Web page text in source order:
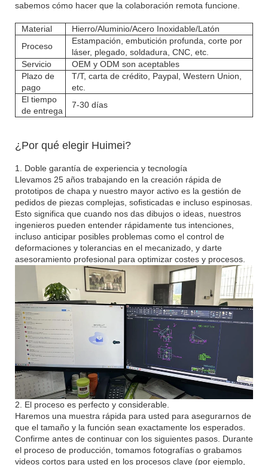
sabemos cómo hacer que la colaboración remota funcione.
Material
Hierro/Aluminio/Acero Inoxidable/Latón
Proceso
Estampación, embutición profunda, corte por
láser, plegado, soldadura, CNC, etc.
Servicio
OEM y ODM son aceptables
Plazo de
pago
T/T, carta de crédito, Paypal, Western Union,
etc.
El tiempo
de entrega
7-30 días
¿Por qué elegir Huimei?
1. Doble garantía de experiencia y tecnología
Llevamos 25 años trabajando en la creación rápida de
prototipos de chapa y nuestro mayor activo es la gestión de
pedidos de piezas complejas, sofisticadas e incluso espinosas.
Esto significa que cuando nos das dibujos o ideas, nuestros
ingenieros pueden entender rápidamente tus intenciones,
incluso anticipar posibles problemas como el control de
deformaciones y tolerancias en el mecanizado, y darte
asesoramiento profesional para optimizar costes y procesos.
2. El proceso es perfecto y considerable.
Haremos una muestra rápida para usted para asegurarnos de
que el tamaño y la función sean exactamente los esperados.
Confirme antes de continuar con los siguientes pasos. Durante
el proceso de producción, tomamos fotografías o grabamos
videos cortos para usted en los procesos clave (por ejemplo,